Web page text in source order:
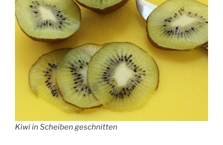
Kiwi in Scheiben geschnitten